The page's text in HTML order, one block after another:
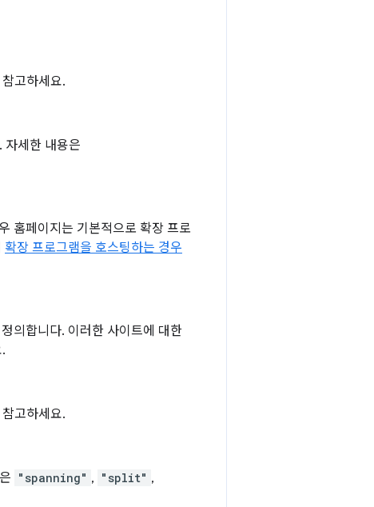
고하세요.
자세한 내용은
홈페이지는 기본적으로 확장 프로
확장 프로그램을 호스팅하는 경우
의합니다. 이러한 사이트에 대한
고하세요.
"spanning" , "split" ,